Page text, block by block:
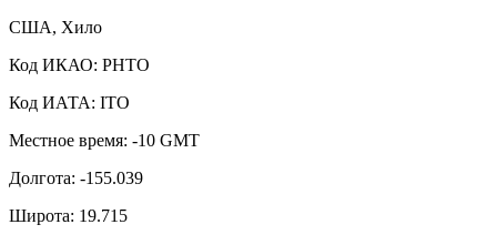
США, Хило
Код ИКАО: PHTO
Код ИАТА: ITO
Местное время: -10 GMT
Долгота: -155.039
Широта: 19.715